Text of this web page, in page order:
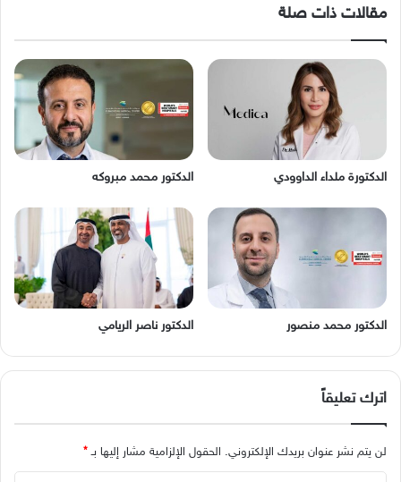
مقالات ذات صلة
الدكتورة ملداء الداوودي الدكتور محمد مبروكه
الدكتور محمد منصور الدكتور ناصر الريامي
اترك تعليقاً
لن يتم نشر عنوان بريدك الإلكتروني. الحقول الإلزامية مشار إليها بـ*